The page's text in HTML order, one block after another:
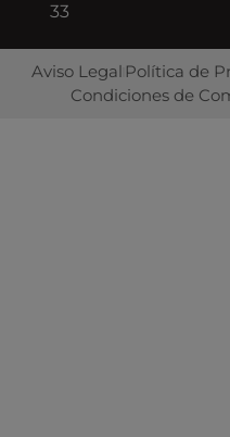
33
Aviso Legal Política de
Condiciones de